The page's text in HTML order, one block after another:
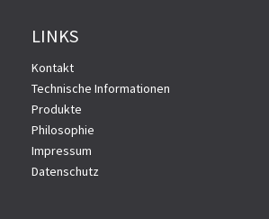
LINKS
Kontakt
Technische Informationen
Produkte
Philosophie
Impressum
Datenschutz